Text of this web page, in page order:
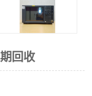
回收
仪